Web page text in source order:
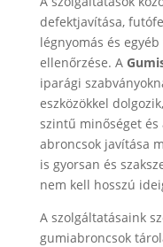
defektjavítása,
légnyomás és
ellenőrzése. A
iparági
eszközökkel
szintű minőséget és
abroncsok javítása
is gyorsan és
nem kell hosszú
A szolgáltatásaink
gumiabroncsok